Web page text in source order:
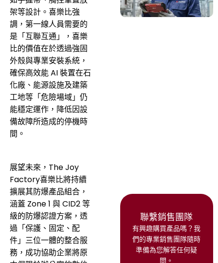
架等設計。喜樂比強
調，第一線人員需要的
是「互聯互通」，喜樂
比的價值在於透過強固
外殼與專業安裝系統，
確保高效能 AI 裝置在石
化廠、能源設施及建築
工地等「危險場域」仍
能穩定運作，降低因設
備故障所造成的停機時
間。
展望未來，The Joy
Factory喜樂比將持續
擴展其防爆產品組合，
涵蓋 Zone 1 與 CID2 等
級的防爆認證方案，透
過「保護、固定、配
件」三位一體的整合服
務，成功協助企業將原
聯繫銷售團隊
有興趣購買產品嗎？我
們的專業銷售團隊隨時
準備為您解答任何疑
問。